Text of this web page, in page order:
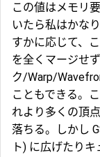
この値はメモリ
いたら私はかな
すかに応じて、
を全くマージせ
ク/Warp/
こともできる。
れより多くの頂
落ちる。しかし
ト) に広げたり